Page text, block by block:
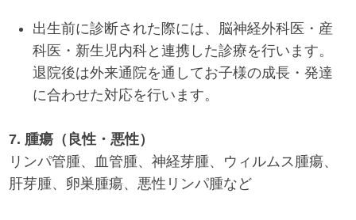
出生前に診断された際には、脳神経外科医・産
科医・新生児内科と連携した診療を行います。
退院後は外来通院を通してお子様の成長・発達
に合わせた対応を行います。
7. 腫瘍（良性・悪性）
リンパ管腫、血管腫、神経芽腫、ウィルムス腫瘍、
肝芽腫、卵巣腫瘍、悪性リンパ腫など